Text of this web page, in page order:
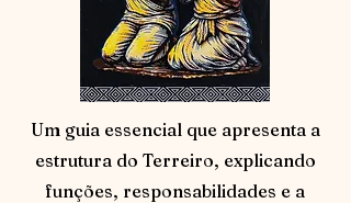
Um guia essencial que apresenta a
estrutura do Terreiro, explicando
funções, responsabilidades e a